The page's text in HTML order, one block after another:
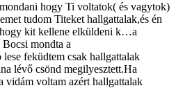
hogy Ti voltatok( és vagytok)
tudom Titeket hallgattalak,és én
kit kellene elküldeni k…a
mondta a
feküdtem csak hallgattalak
lévő csönd megilyesztett.Ha
vidám voltam azért hallgattalak